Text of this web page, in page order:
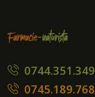
0744.351.349
0745.189.768